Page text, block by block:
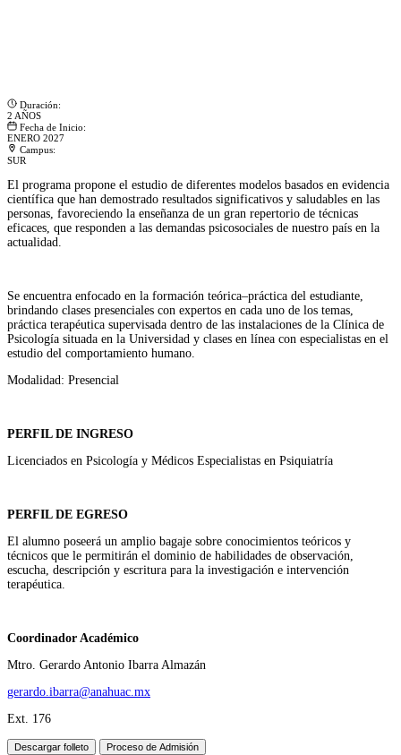
Duración:
2 AÑOS
Fecha de Inicio:
ENERO 2027
Campus:
SUR
El programa propone el estudio de diferentes modelos basados en evidencia
científica que han demostrado resultados significativos y saludables en las
personas, favoreciendo la enseñanza de un gran repertorio de técnicas
eficaces, que responden a las demandas psicosociales de nuestro país en la
actualidad.
Se encuentra enfocado en la formación teórica–práctica del estudiante,
brindando clases presenciales con expertos en cada uno de los temas,
práctica terapéutica supervisada dentro de las instalaciones de la Clínica de
Psicología situada en la Universidad y clases en línea con especialistas en el
estudio del comportamiento humano.
Modalidad: Presencial
PERFIL DE INGRESO
Licenciados en Psicología y Médicos Especialistas en Psiquiatría
PERFIL DE EGRESO
El alumno poseerá un amplio bagaje sobre conocimientos teóricos y
técnicos que le permitirán el dominio de habilidades de observación,
escucha, descripción y escritura para la investigación e intervención
terapéutica.
Coordinador Académico
Mtro. Gerardo Antonio Ibarra Almazán
gerardo.ibarra@anahuac.mx
Ext. 176
Descargar folleto Proceso de Admisión